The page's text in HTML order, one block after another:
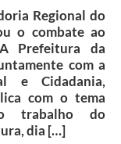
Regional do
o combate ao
Prefeitura da
com a
e Cidadania,
com o tema
trabalho do
dia […]